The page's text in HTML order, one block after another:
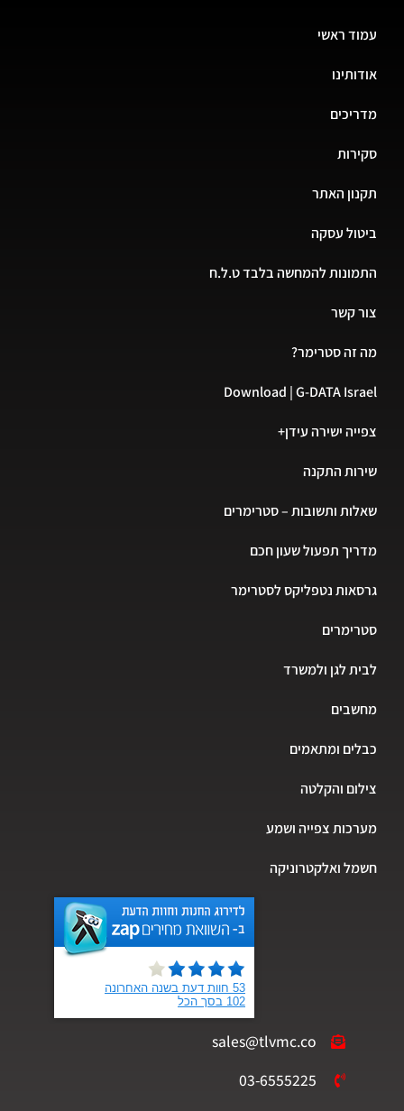
עמוד ראשי
אודותינו
מדריכים
סקירות
תקנון האתר
ביטול עסקה
התמונות להמחשה בלבד ט.ל.ח
צור קשר
מה זה סטרימר?
Download | G-DATA Israel
צפייה ישירה עידן+
שירות התקנה
שאלות ותשובות – סטרימרים
מדריך תפעול שעון חכם
גרסאות נטפליקס לסטרימר
סטרימרים
לבית לגן ולמשרד
מחשבים
כבלים ומתאמים
צילום והקלטה
מערכות צפייה ושמע
חשמל ואלקטרוניקה
sales@tlvmc.co
03-6555225